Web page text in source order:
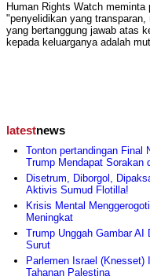
Human Rights Watch
"penyelidikan yang
yang bertanggung jawab atas
kepada keluarganya adalah
latestnews
Tonton pertandingan Final
Trump Mendapat Sorakan
Disetrum, Diborgol,
Aktivis Sumud Flotilla!
Krisis Mental
Meningkat
Trump Unggah Gambar
Surut
Parlemen Israel
Tahanan Palestina